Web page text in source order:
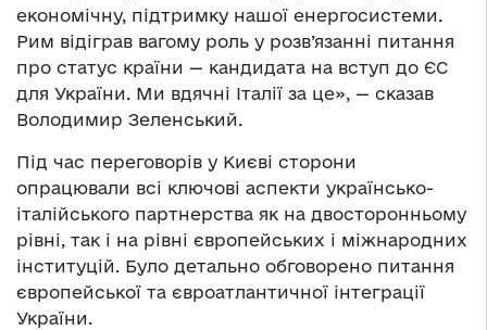
економічну, підтримку нашої енергосистеми.
Рим відіграв вагому роль у розв’язанні питання
про статус країни — кандидата на вступ до ЄС
для України. Ми вдячні Італії за це», — сказав
Володимир Зеленський.
Під час переговорів у Києві сторони
опрацювали всі ключові аспекти українсько-
італійського партнерства як на двосторонньому
рівні, так і на рівні європейських і міжнародних
інституцій. Було детально обговорено питання
європейської та євроатлантичної інтеграції
України.